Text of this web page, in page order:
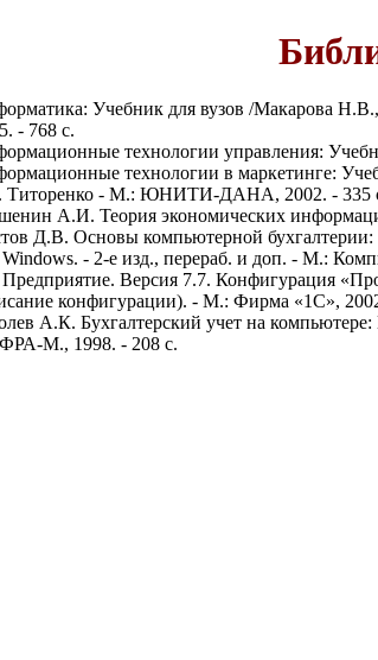
Учебник для вузов /Макарова
- 768 с.
технологии управления:
технологии в маркетинге:
Титоренко - М.: ЮНИТИ-ДАНА, 2002. - 335
А.И. Теория экономических
Д.В. Основы компьютерной
Windows. - 2-е изд., перераб. и доп. - М.:
Версия 7.7. Конфигурация
конфигурации). - М.: Фирма «1С»,
А.К. Бухгалтерский учет на
М., 1998. - 208 с.